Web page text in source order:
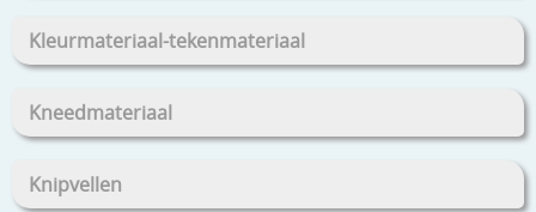
Kleurmateriaal-tekenmateriaal
Kneedmateriaal
Knipvellen